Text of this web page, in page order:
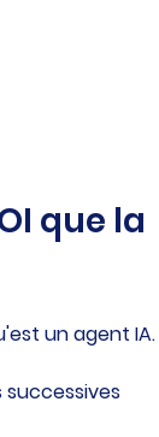
que la
un agent IA.